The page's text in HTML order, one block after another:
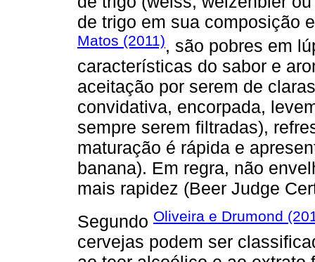
de trigo em sua composição
Matos (2011), são pobres em
características do sabor e
aceitação por serem de
convidativa, encorpada,
sempre serem filtradas),
maturação é rápida e
banana). Em regra, não
mais rapidez (Beer Judge
Segundo Oliveira e Drumond
cervejas podem ser